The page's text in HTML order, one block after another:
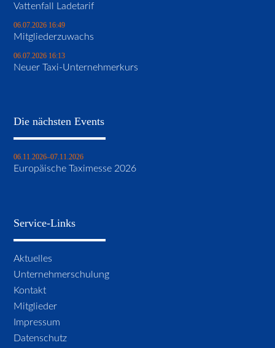
Vattenfall Ladetarif
06.07.2026 16:49
Mitgliederzuwachs
06.07.2026 16:13
Neuer Taxi-Unternehmerkurs
Die nächsten Events
06.11.2026–07.11.2026
Europäische Taximesse 2026
Service-Links
Navigation
überspringen
Aktuelles
Unternehmerschulung
Kontakt
Mitglieder
Impressum
Datenschutz